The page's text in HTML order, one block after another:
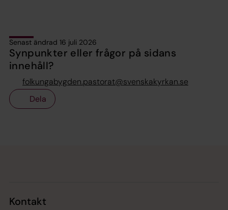
Senast ändrad 16 juli 2026
Synpunkter eller frågor på sidans
innehåll?
folkungabygden.pastorat@svenskakyrkan.se
Dela
Kontakt